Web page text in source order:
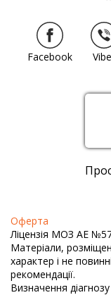
Дуже хороша
Якість послуг
Олександру
Дуже рада, що
лікаря Шепіль
Лікар дуже
Оферта
Ліцензія МОЗ АЕ
Матеріали,
характер і не
рекомендації.
Визначення
Facebook